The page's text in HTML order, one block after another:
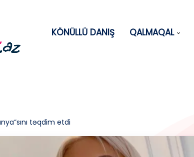
KÖNÜLLÜ DANIŞ QALMAQAL
təqdim etdi